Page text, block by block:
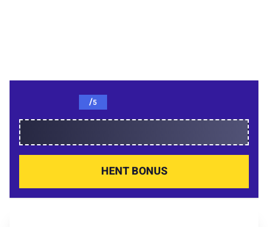
/5
HENT BONUS